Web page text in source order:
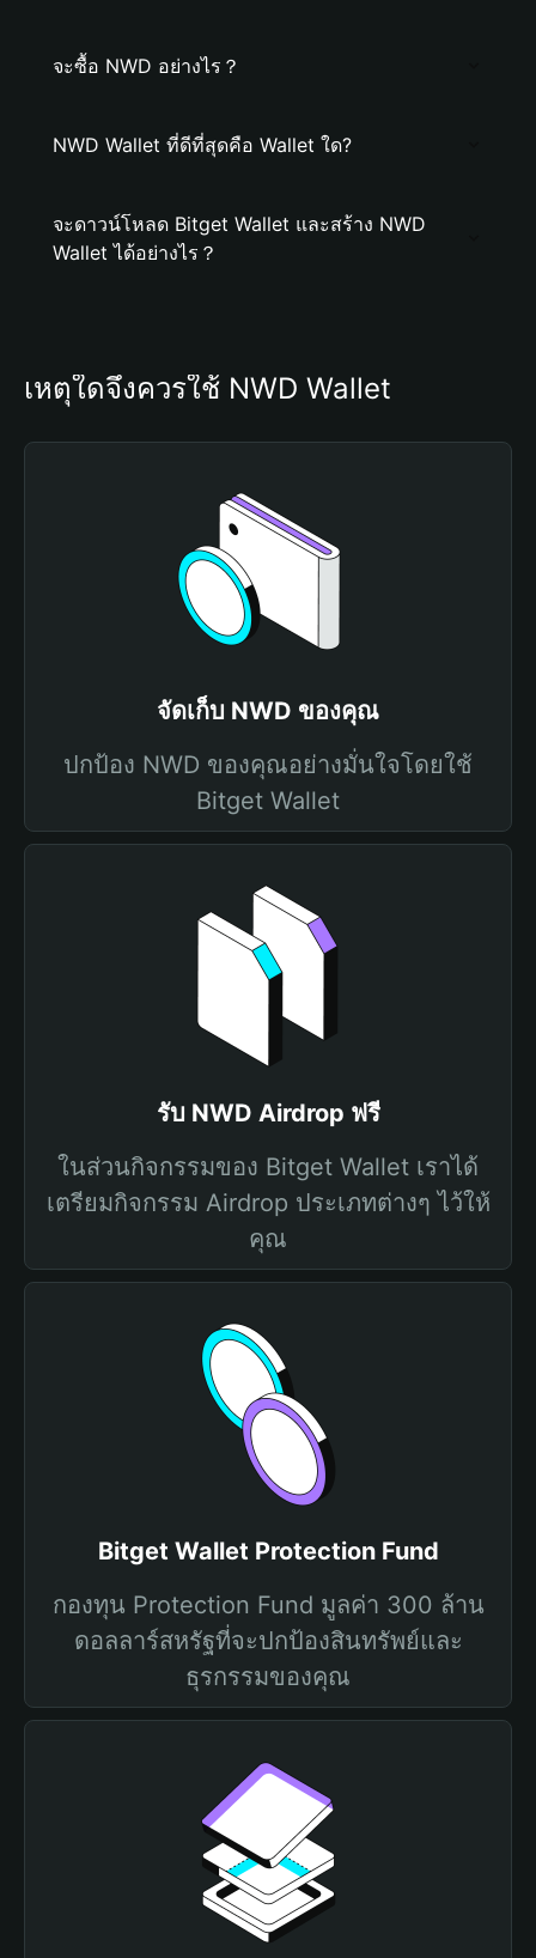
จะซื้อ NWD อย่างไร？
NWD Wallet ที่ดีที่สุดคือ Wallet ใด?
จะดาวน์โหลด Bitget Wallet และสร้าง NWD
Wallet ได้อย่างไร？
เหตุใดจึงควรใช้ NWD Wallet
จัดเก็บ NWD ของคุณ
ปกป้อง NWD ของคุณอย่างมั่นใจโดยใช้
Bitget Wallet
รับ NWD Airdrop ฟรี
ในส่วนกิจกรรมของ Bitget Wallet เราได้
เตรียมกิจกรรม Airdrop ประเภทต่างๆ ไว้ให้
คุณ
Bitget Wallet Protection Fund
กองทุน Protection Fund มูลค่า 300 ล้าน
ดอลลาร์สหรัฐที่จะปกป้องสินทรัพย์และ
ธุรกรรมของคุณ